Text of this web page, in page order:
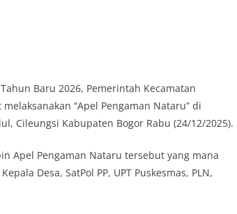
Baru 2026, Pemerintah Kecamatan
“Apel Pengaman Nataru” di
Cileungsi Kabupaten Bogor Rabu (24/12/2025).
Apel Pengaman Nataru tersebut yang mana
Desa, SatPol PP, UPT Puskesmas, PLN,